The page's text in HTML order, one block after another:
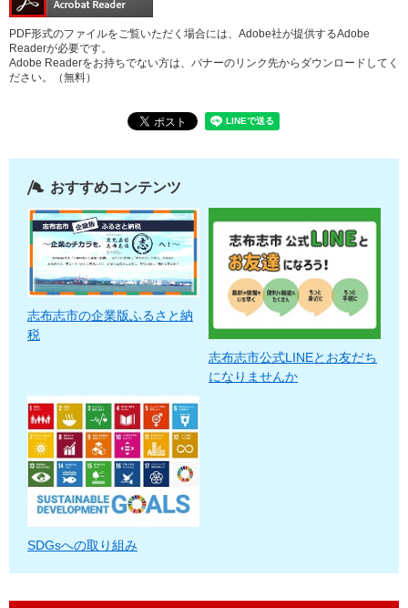
PDF形式のファイルをご覧いただく場合には、Adobe社が提供するAdobe
Readerが必要です。
Adobe Readerをお持ちでない方は、バナーのリンク先からダウンロードしてく
ださい。（無料）
おすすめコンテンツ
志布志市の企業版ふるさと納
税
志布志市公式LINEとお友だち
になりませんか
SDGsへの取り組み